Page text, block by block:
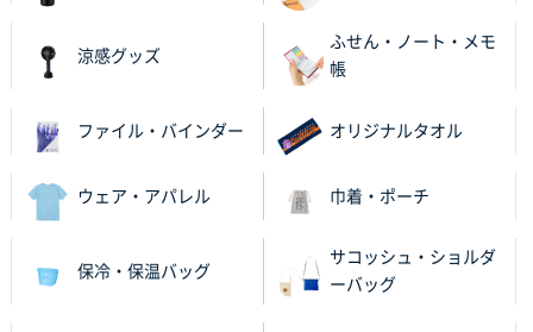
涼感グッズ
ふせん・ノート・メモ
帳
ファイル・バインダー オリジナルタオル
ウェア・アパレル 巾着・ポーチ
保冷・保温バッグ
サコッシュ・ショルダ
ーバッグ